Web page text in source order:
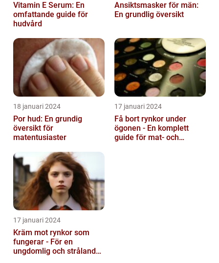
Vitamin E Serum: En
omfattande guide för
hudvård
Ansiktsmasker för män:
En grundlig översikt
18 januari 2024
Por hud: En grundig
översikt för
matentusiaster
17 januari 2024
Få bort rynkor under
ögonen - En komplett
guide för mat- och
17 januari 2024
Kräm mot rynkor som
fungerar - För en
ungdomlig och strålande